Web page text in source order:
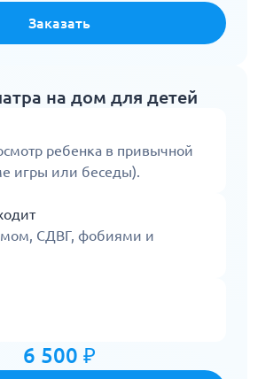
Заказать
на дом для детей
ребенка в привычной
игры или беседы).
СДВГ, фобиями и
6 500 ₽